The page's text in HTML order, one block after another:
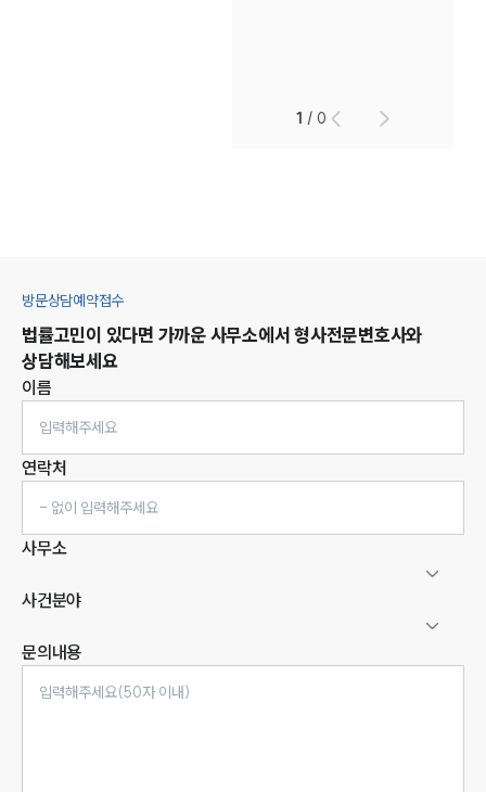
1 /0
방문상담예약접수
법률고민이 있다면 가까운 사무소에서 형사전문변호사와
상담해보세요
이름
연락처
사무소
사건분야
문의내용